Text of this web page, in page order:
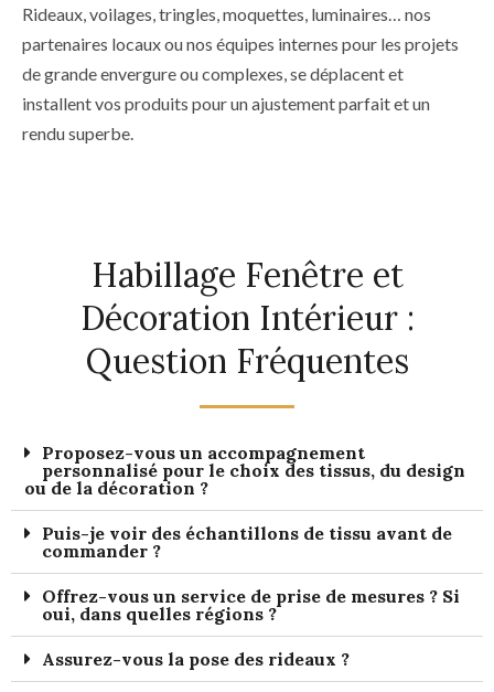
Rideaux, voilages, tringles, moquettes, luminaires… nos
partenaires locaux ou nos équipes internes pour les projets
de grande envergure ou complexes, se déplacent et
installent vos produits pour un ajustement parfait et un
rendu superbe.
Habillage Fenêtre et
Décoration Intérieur :
Question Fréquentes
Proposez-vous un accompagnement
personnalisé pour le choix des tissus, du design
ou de la décoration ?
Puis-je voir des échantillons de tissu avant de
commander ?
Offrez-vous un service de prise de mesures ? Si
oui, dans quelles régions ?
Assurez-vous la pose des rideaux ?